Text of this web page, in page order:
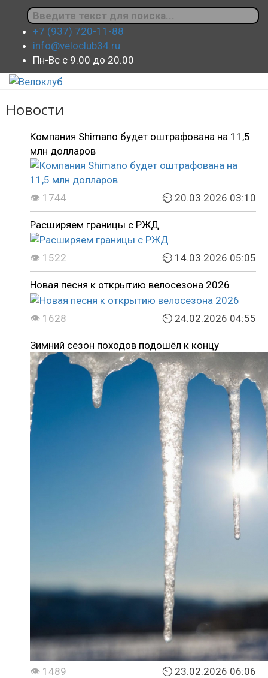
+7 (937) 720-11-88
info@veloclub34.ru
Пн-Вс с 9.00 до 20.00
Новости
Компания Shimano будет оштрафована на 11,5
млн долларов
👁 1744 ⏲ 20.03.2026 03:10
Расширяем границы с РЖД
👁 1522 ⏲ 14.03.2026 05:05
Новая песня к открытию велосезона 2026
👁 1628 ⏲ 24.02.2026 04:55
Зимний сезон походов подошёл к концу
👁 1489 ⏲ 23.02.2026 06:06